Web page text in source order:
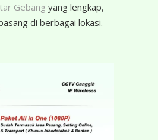
Gebang yang lengkap,
di berbagai lokasi.